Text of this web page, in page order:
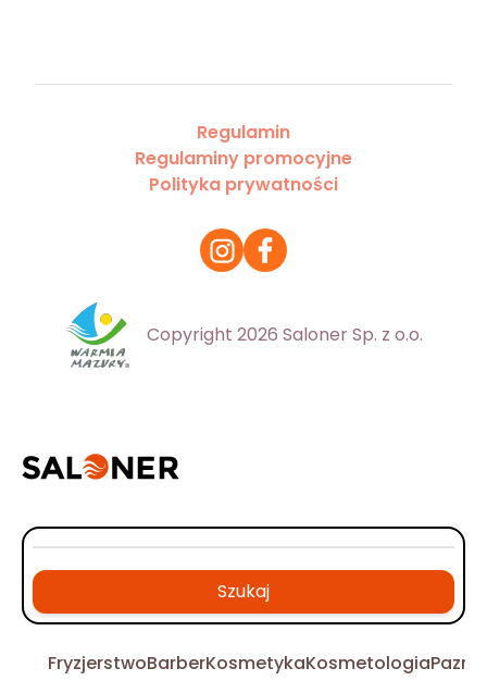
Regulamin
Regulaminy promocyjne
Polityka prywatności
Copyright 2026 Saloner Sp. z o.o.
Szukaj
FryzjerstwoBarberKosmetykaKosmetologia